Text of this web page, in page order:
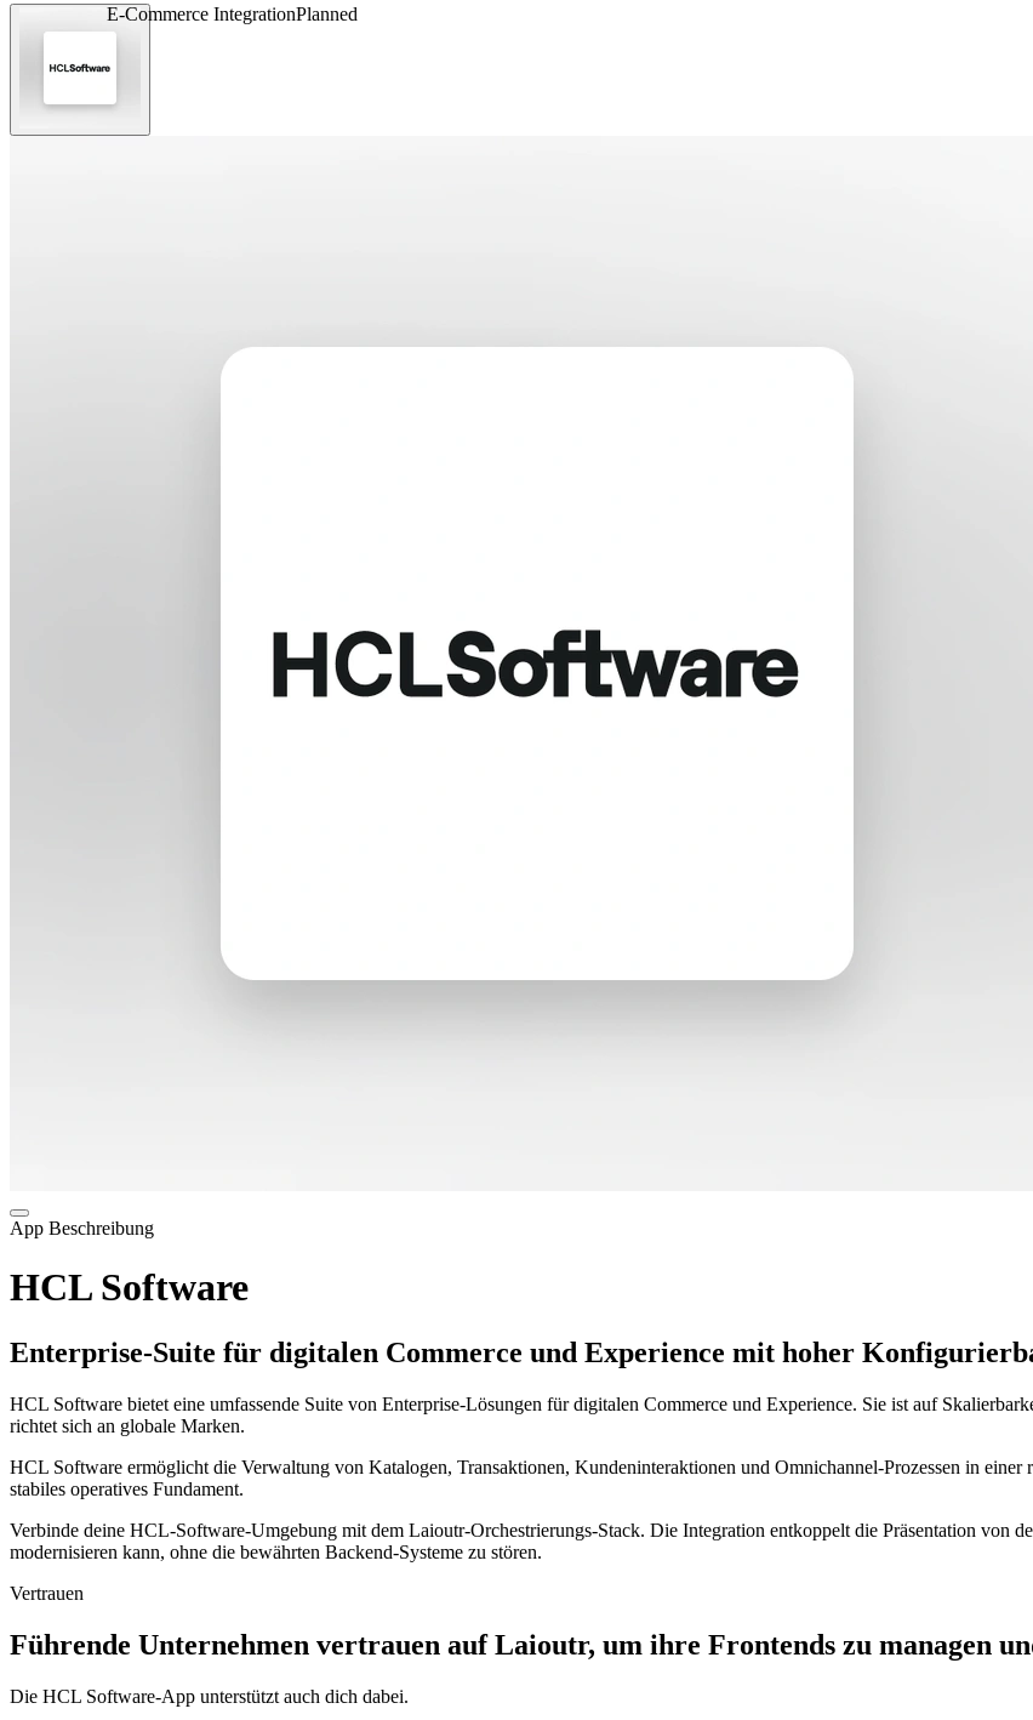
E-Commerce IntegrationPlanned
App Beschreibung
HCL Software
Enterprise-Suite für digitalen Commerce und Experience mit hoher
HCL Software bietet eine umfassende Suite von Enterprise-Lösungen für digitalen Commerce und Experience. Sie ist auf
richtet sich an globale Marken.
HCL Software ermöglicht die Verwaltung von Katalogen, Transaktionen, Kundeninteraktionen und Omnichannel-Prozessen in
stabiles operatives Fundament.
Verbinde deine HCL-Software-Umgebung mit dem Laioutr-Orchestrierungs-Stack. Die Integration entkoppelt die Präsentation von
modernisieren kann, ohne die bewährten Backend-Systeme zu stören.
Vertrauen
Führende Unternehmen vertrauen auf Laioutr, um ihre Frontends zu managen
Die HCL Software-App unterstützt auch dich dabei.